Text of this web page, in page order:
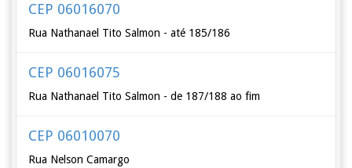
CEP 06016070
Rua Nathanael Tito Salmon - até 185/186
CEP 06016075
Rua Nathanael Tito Salmon - de 187/188 ao fim
CEP 06010070
Rua Nelson Camargo